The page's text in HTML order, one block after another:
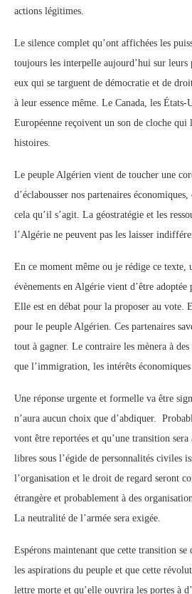
actions légitimes.
Le silence complet qu’ont affichées les
toujours les interpelle aujourd’hui sur leurs
eux qui se targuent de démocratie et de
à leur essence même. Le Canada, les
Européenne reçoivent un son de cloche qui
histoires.
Le peuple Algérien vient de toucher une
d’éclabousser nos partenaires
cela qu’il s’agit. La géostratégie et les
l’Algérie ne peuvent pas les laisser
En ce moment même ou je rédige ce texte,
évènements en Algérie vient d’être
Elle est en débat pour la proposer au vote.
pour le peuple Algérien. Ces partenaires
tout à gagner. Le contraire les mènera à
que l’immigration, les intérêts
Une réponse urgente et formelle va être
n’aura aucun choix que d’abdiquer.
vont être reportées et qu’une transition
libres sous l’égide de personnalités civiles
l’organisation et le droit de regard seront
étrangère et probablement à des
La neutralité de l’armée sera exigée.
Espérons maintenant que cette transition
les aspirations du peuple et que cette
lettre morte et qu’elle ouvrira les portes à